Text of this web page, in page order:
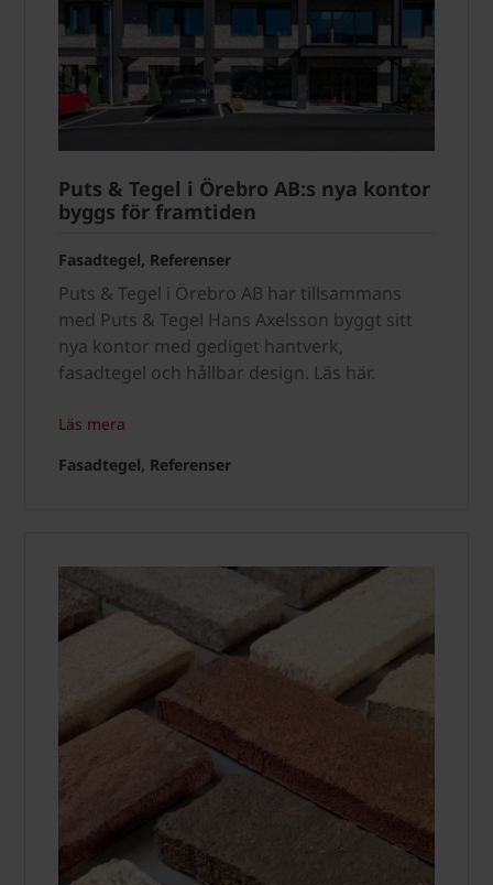
Puts & Tegel i Örebro AB:s nya kontor
byggs för framtiden
Fasadtegel, Referenser
Puts & Tegel i Örebro AB har tillsammans
med Puts & Tegel Hans Axelsson byggt sitt
nya kontor med gediget hantverk,
fasadtegel och hållbar design. Läs här.
Läs mera
Fasadtegel, Referenser